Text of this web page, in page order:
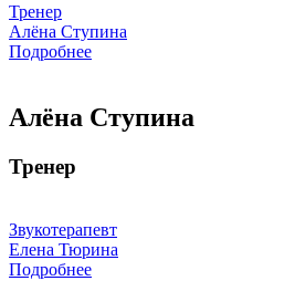
Тренер
Алёна Ступина
Подробнее
Алёна Ступина
Тренер
Звукотерапевт
Елена Тюрина
Подробнее